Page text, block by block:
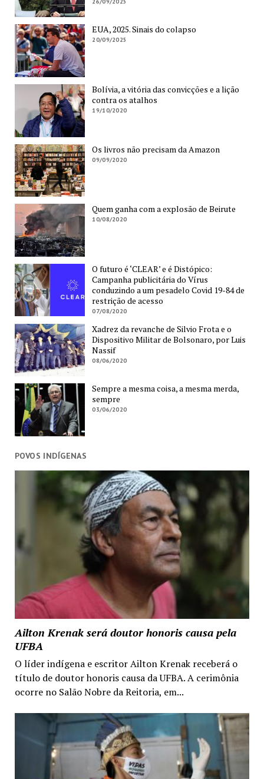
EUA, 2025. Sinais do colapso
20/09/2025
Bolívia, a vitória das convicções e a lição
contra os atalhos
19/10/2020
Os livros não precisam da Amazon
09/09/2020
Quem ganha com a explosão de Beirute
10/08/2020
O futuro é ‘CLEAR’ e é Distópico:
Campanha publicitária do Vírus
conduzindo a um pesadelo Covid 19-84 de
restrição de acesso
07/08/2020
Xadrez da revanche de Silvio Frota e o
Dispositivo Militar de Bolsonaro, por Luis
Nassif
08/06/2020
Sempre a mesma coisa, a mesma merda,
sempre
03/06/2020
POVOS INDÍGENAS
Ailton Krenak será doutor honoris causa pela
UFBA
O líder indígena e escritor Ailton Krenak receberá o
título de doutor honoris causa da UFBA. A cerimônia
ocorre no Salão Nobre da Reitoria, em...